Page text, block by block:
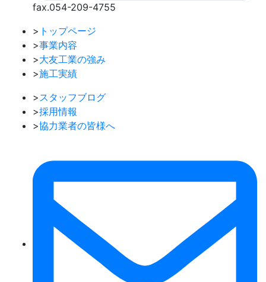
fax.054-209-4755
> トップページ
>事業内容
>大友工業の強み
>施工実績
> スタッフブログ
>採用情報
>協力業者の皆様へ